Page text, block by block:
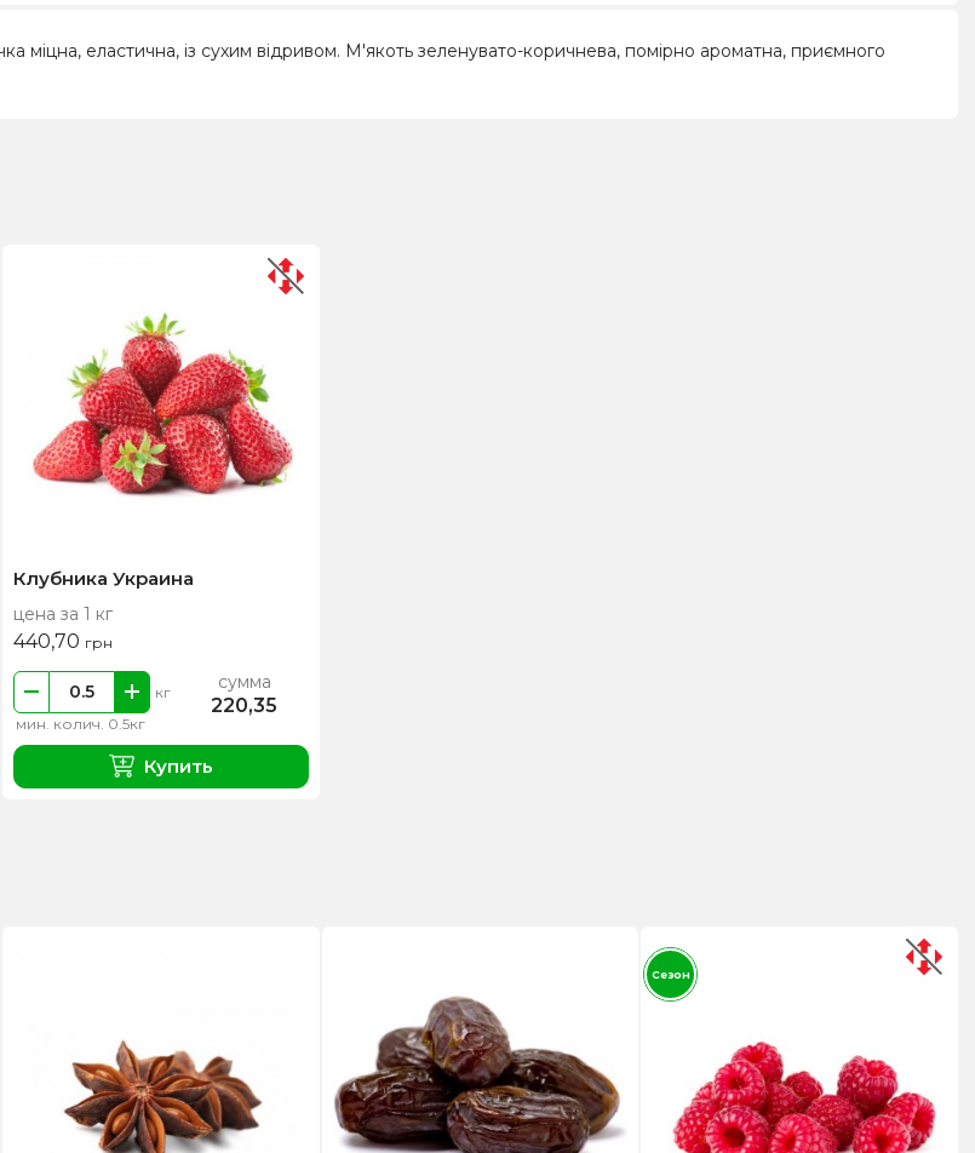
міцна, еластична, із сухим відривом. М'якоть зеленувато-коричнева, помірно ароматна, приємного
Клубника Украина
цена за 1 кг
440,70 грн
мин. колич. 0.5кг
кг сумма
220,35
Купить
Сезон